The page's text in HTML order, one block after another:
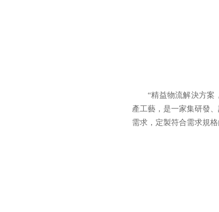
“精益物流解決方案
產工藝，是一家集研發
需求，定製符合需求規